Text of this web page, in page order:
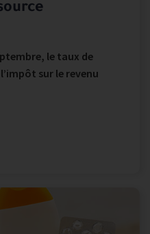
le taux de
sur le revenu